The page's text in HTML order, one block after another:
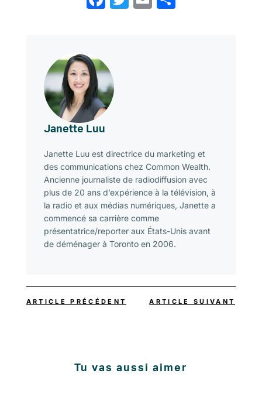
Janette Luu
Janette Luu est directrice du marketing et
des communications chez Common Wealth.
Ancienne journaliste de radiodiffusion avec
plus de 20 ans d’expérience à la télévision, à
la radio et aux médias numériques, Janette a
commencé sa carrière comme
présentatrice/reporter aux États-Unis avant
de déménager à Toronto en 2006.
ARTICLE PRÉCÉDENT ARTICLE SUIVANT
Tu vas aussi aimer